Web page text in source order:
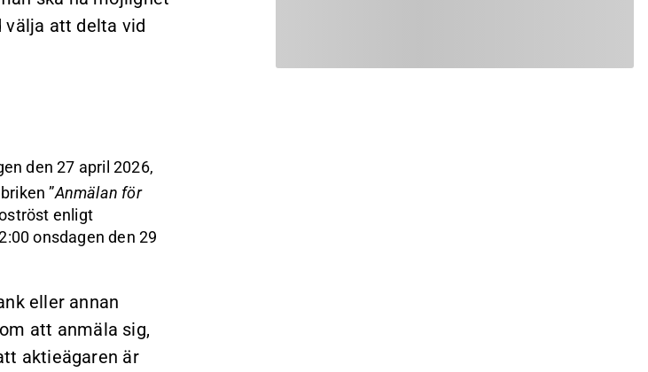
välja att delta vid
den 27 april 2026,
”Anmälan för
enligt
onsdagen den 29
eller annan
att anmäla sig,
aktieägaren är